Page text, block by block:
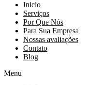
Inicio
Serviços
Por Que Nós
Para Sua Empresa
Nossas avaliações
Contato
Blog
Menu